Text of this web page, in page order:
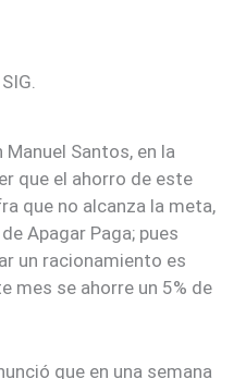
Santos, en la
que el ahorro de este
que no alcanza la meta,
Apagar Paga; pues
un racionamiento es
mes se ahorre un 5% de
que en una semana